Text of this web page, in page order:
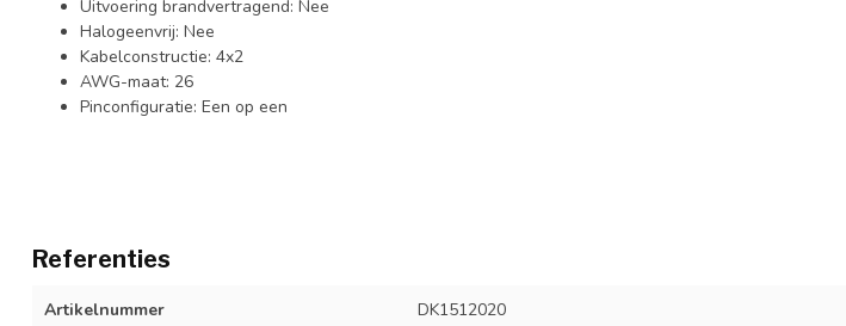
Uitvoering brandvertragend: Nee
Halogeenvrij: Nee
Kabelconstructie: 4x2
AWG-maat: 26
Pinconfiguratie: Een op een
Referenties
Artikelnummer DK1512020